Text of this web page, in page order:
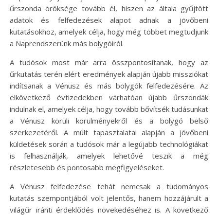
űrszonda öröksége tovább él, hiszen az általa gyűjtött
adatok és felfedezések alapot adnak a jövőbeni
kutatásokhoz, amelyek célja, hogy még többet megtudjunk
a Naprendszerünk más bolygóiról.
A tudósok most már arra összpontosítanak, hogy az
űrkutatás terén elért eredmények alapján újabb missziókat
indítsanak a Vénusz és más bolygók felfedezésére. Az
elkövetkező évtizedekben várhatóan újabb űrszondák
indulnak el, amelyek célja, hogy tovább bővítsék tudásunkat
a Vénusz körüli körülményekről és a bolygó belső
szerkezetéről. A múlt tapasztalatai alapján a jövőbeni
küldetések során a tudósok már a legújabb technológiákat
is felhasználják, amelyek lehetővé teszik a még
részletesebb és pontosabb megfigyeléseket.
A Vénusz felfedezése tehát nemcsak a tudományos
kutatás szempontjából volt jelentős, hanem hozzájárult a
világűr iránti érdeklődés növekedéséhez is. A következő